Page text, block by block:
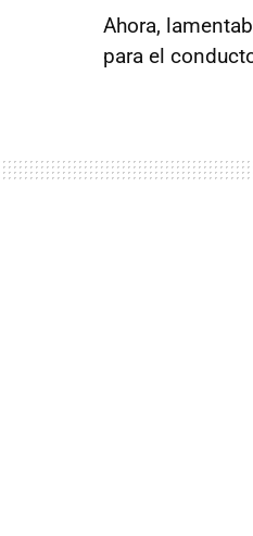
Ahora,
para el